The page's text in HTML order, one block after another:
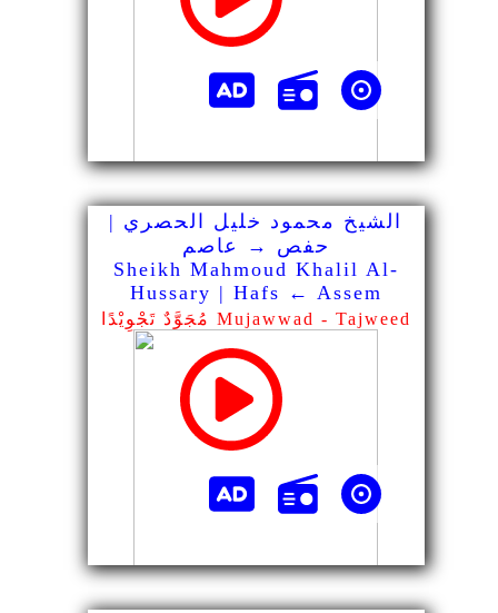
الشيخ محمود خليل الحصري |
حفص → عاصم
Sheikh Mahmoud Khalil Al-
Hussary | Hafs ← Assem
مُجَوَّدٌ تَجْوِيْدًا Mujawwad - Tajweed